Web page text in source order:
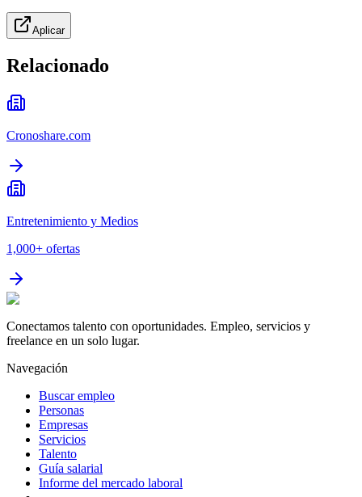
Aplicar
Relacionado
Cronoshare.com
Entretenimiento y Medios
1,000+ ofertas
Conectamos talento con oportunidades. Empleo, servicios y
freelance en un solo lugar.
Navegación
Buscar empleo
Personas
Empresas
Servicios
Talento
Guía salarial
Informe del mercado laboral